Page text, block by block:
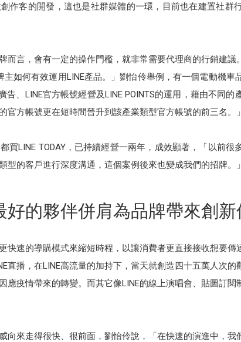
作客的開發，這也是社群媒體的一環，目前也在建置社群
而言，會有一定的操作門檻，就非常需要代理商的行銷建
如何有效運用LINE產品。」劉怡伶舉例，有一個電動機車
告、LINE官方帳號經營及LINE POINTS的運用，藉由不同
官方帳號更在短時間晉升到該產業類型官方帳號的前三名。」
買LINE TODAY，已持續經營一兩年，成效顯著，「以前很
型的客戶進行深度溝通，這個案例後來也變成我們的招牌。」
好的夥伴併肩為品牌帶來創新
快速的導購模式來縮短時程，以讓消費者更直接接收想要
直播，在LINE高流量的加持下，當天就創造四十五萬人次
應疫情帶來的轉變。而其它像LINE的線上演唱會、貼圖訂
向來走得很快、很前面，劉怡伶說，「在快速的演進中，我